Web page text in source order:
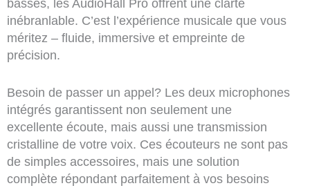
basses, les AudioHall Pro offrent une clarté
inébranlable. C’est l’expérience musicale que vous
méritez – fluide, immersive et empreinte de
précision.
Besoin de passer un appel? Les deux microphones
intégrés garantissent non seulement une
excellente écoute, mais aussi une transmission
cristalline de votre voix. Ces écouteurs ne sont pas
de simples accessoires, mais une solution
complète répondant parfaitement à vos besoins